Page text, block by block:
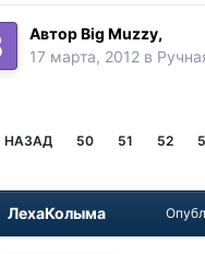
АвторBig Muzzy,
17 марта, 2012 в
НАЗАД 50 51 52
ЛехаКолыма